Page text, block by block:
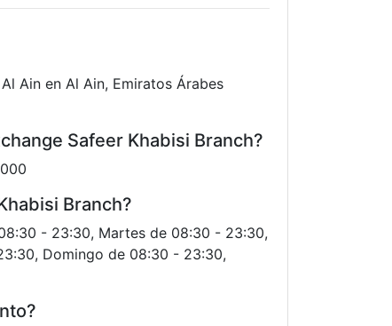
Ain en Al Ain, Emiratos Árabes
Safeer Khabisi Branch?
Branch?
- 23:30, Martes de 08:30 - 23:30,
Domingo de 08:30 - 23:30,